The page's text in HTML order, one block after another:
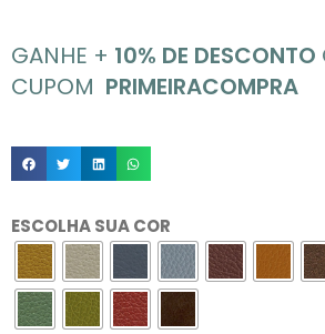
GANHE + 10% DE DESCONTO
CUPOM PRIMEIRACOMPRA
ESCOLHA SUA COR